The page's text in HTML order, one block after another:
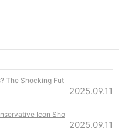
The Shocking Fut
2025.09.11
Icon Sho
2025.09.11